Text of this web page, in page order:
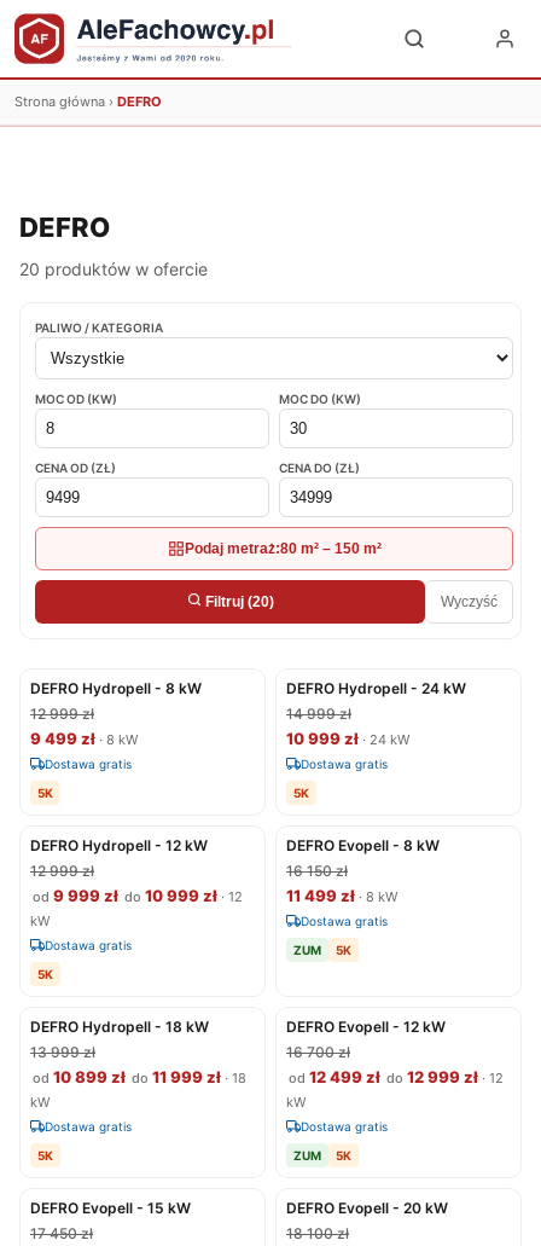
Strona główna › DEFRO
DEFRO
20 produktów w ofercie
PALIWO / KATEGORIA
MOC OD (KW) MOC DO (KW)
CENA OD (ZŁ) CENA DO (ZŁ)
Podaj metraż:80 m² – 150 m²
Filtruj (20) Wyczyść
DEFRO Hydropell - 8 kW
12 999 zł
9 499 zł · 8 kW
Dostawa gratis
5K
DEFRO Hydropell - 24 kW
14 999 zł
10 999 zł · 24 kW
Dostawa gratis
5K
DEFRO Hydropell - 12 kW
12 999 zł
od 9 999 zł do 10 999 zł · 12
kW
Dostawa gratis
5K
DEFRO Evopell - 8 kW
16 150 zł
11 499 zł · 8 kW
Dostawa gratis
ZUM
5K
DEFRO Hydropell - 18 kW
13 999 zł
od 10 899 zł do 11 999 zł · 18
kW
Dostawa gratis
5K
DEFRO Evopell - 12 kW
16 700 zł
od 12 499 zł do 12 999 zł · 12
kW
Dostawa gratis
ZUM
5K
DEFRO Evopell - 15 kW
17 450 zł
DEFRO Evopell - 20 kW
18 100 zł